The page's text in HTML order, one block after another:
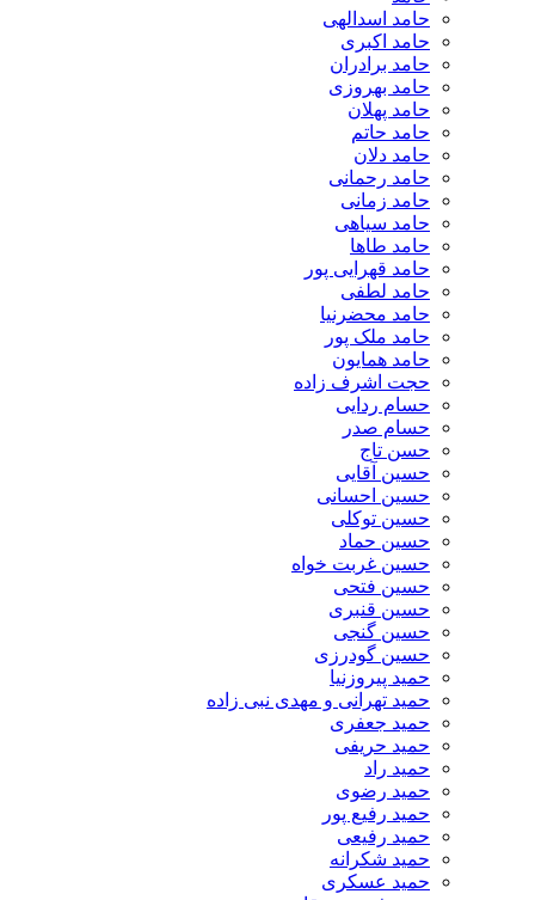
حامد اسدالهی
حامد اکبری
حامد برادران
حامد بهروزی
حامد پهلان
حامد حاتم
حامد دلان
حامد رحمانی
حامد زمانی
حامد سیاهی
حامد طاها
حامد قهرایی پور
حامد لطفی
حامد محضرنیا
حامد ملک پور
حامد همایون
حجت اشرف زاده
حسام ردایی
حسام صدر
حسن تاج
حسین آقایی
حسین احسانی
حسین توکلی
حسین حماد
حسین غربت خواه
حسین فتحی
حسین قنبری
حسین گنجی
حسین گودرزی
حمید پیروزنیا
حمید تهرانی و مهدی نبی زاده
حمید جعفری
حمید حریفی
حمید راد
حمید رضوی
حمید رفیع پور
حمید رفیعی
حمید شکرانه
حمید عسکری